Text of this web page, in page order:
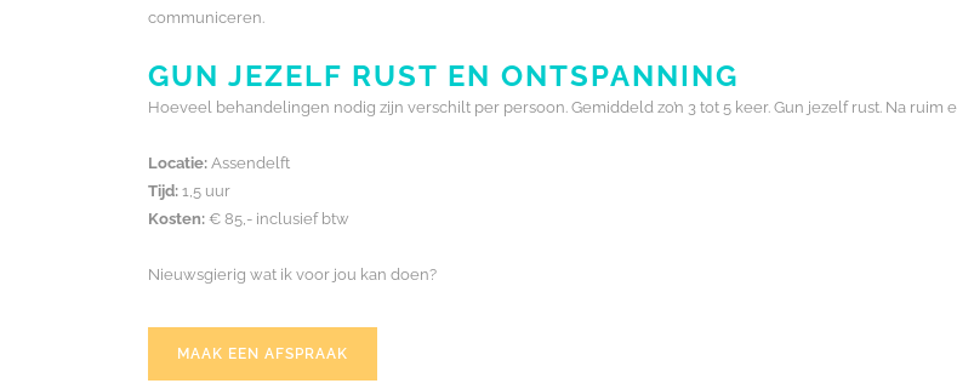
communiceren.
GUN JEZELF RUST EN ONTSPANNING
Hoeveel behandelingen nodig zijn verschilt per persoon. Gemiddeld zo’n 3 tot 5 keer. Gun jezelf rust. Na
Locatie: Assendelft
Tijd: 1,5 uur
Kosten: € 85,- inclusief btw
Nieuwsgierig wat ik voor jou kan doen?
MAAK EEN AFSPRAAK